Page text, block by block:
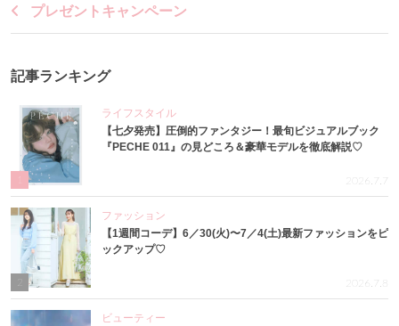
プレゼントキャンペーン
記事ランキング
ライフスタイル
【七夕発売】圧倒的ファンタジー！最旬ビジュアルブック
『PECHE 011』の見どころ＆豪華モデルを徹底解説♡
2026.7.7
ファッション
【1週間コーデ】6／30(火)〜7／4(土)最新ファッションをピ
ックアップ♡
2026.7.8
ビューティー